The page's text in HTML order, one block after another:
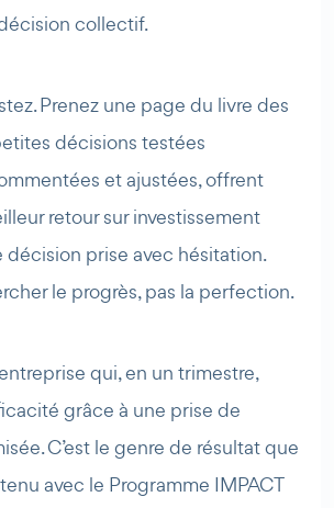
collectif.
Prenez une page du livre des
décisions testées
et ajustées, offrent
retour sur investissement
décision prise avec hésitation.
le progrès, pas la perfection.
qui, en un trimestre,
grâce à une prise de
C’est le genre de résultat que
avec le Programme IMPACT